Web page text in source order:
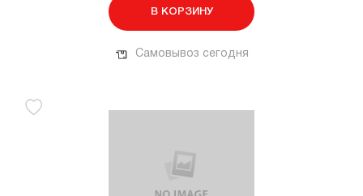
В КОРЗИНУ
Самовывоз сегодня